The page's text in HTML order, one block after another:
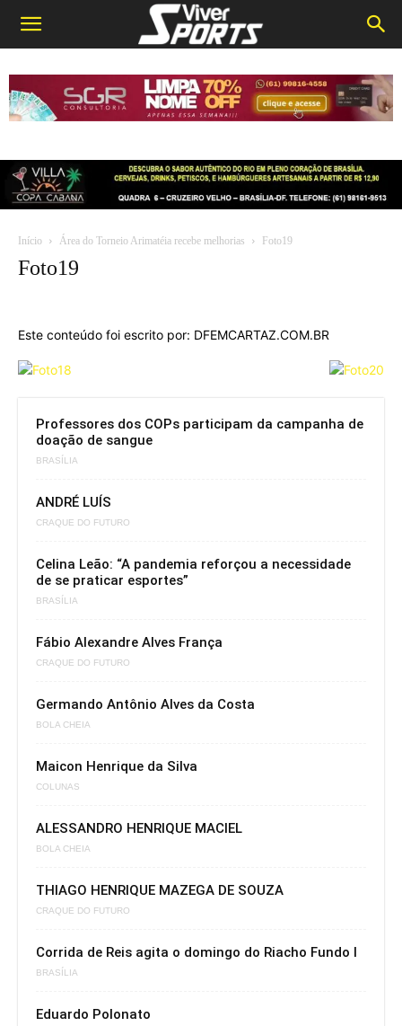
Início Área do Torneio Arimatéia recebe melhorias Foto19
Foto19
Este conteúdo foi escrito por: DFEMCARTAZ.COM.BR
Professores dos COPs participam da campanha de
doação de sangue
BRASÍLIA
ANDRÉ LUÍS
CRAQUE DO FUTURO
Celina Leão: “A pandemia reforçou a necessidade
de se praticar esportes”
BRASÍLIA
Fábio Alexandre Alves França
CRAQUE DO FUTURO
Germando Antônio Alves da Costa
BOLA CHEIA
Maicon Henrique da Silva
COLUNAS
ALESSANDRO HENRIQUE MACIEL
BOLA CHEIA
THIAGO HENRIQUE MAZEGA DE SOUZA
CRAQUE DO FUTURO
Corrida de Reis agita o domingo do Riacho Fundo I
BRASÍLIA
Eduardo Polonato